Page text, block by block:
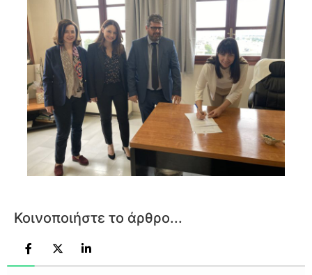
Κοινοποιήστε το άρθρο...